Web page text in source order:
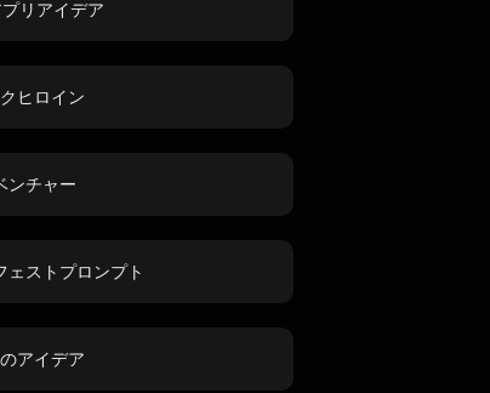
リアイデア
ヒロイン
ンチャー
ェストプロンプト
アイデア